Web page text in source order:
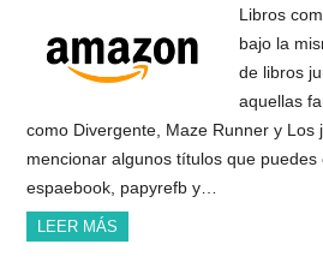
Libros
bajo la
de libros
aquellas
como Divergente, Maze Runner y Los
mencionar algunos títulos que puedes
espaebook, papyrefb y…
LEER MÁS